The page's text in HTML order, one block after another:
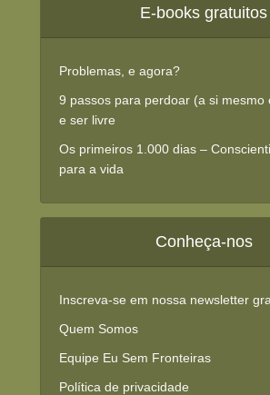
E-books gratuitos
Problemas, e agora?
9 passos para perdoar (a si mesmo
e ser livre
Os primeiros 1.000 dias –
para a vida
Conheça-nos
Inscreva-se em nossa newsletter
Quem Somos
Equipe Eu Sem Fronteiras
Política de privacidade